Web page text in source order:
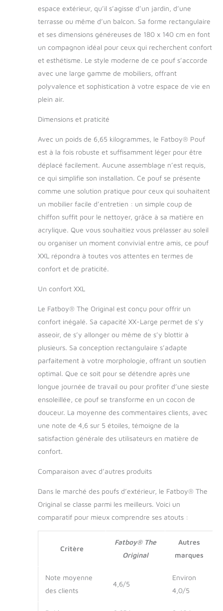
aux contours de votre corps et assure
pouvez donc simplement vous affaler
dans votre jardin ou à la terrasse pour
en profiter ! DES MATÉRIAUX DE
GRANDE QUALITÉ : Un tissu Sunbrella
l’extérieur du fauteuil. Sunbrella est un
tissu pour stores dont la durée de vie est
considérablement plus longue que celle
seulement robuste mais aussi hydrofuge
sac en PSE assure une utilisation à
longue durée. DESIGN LISSE : C’est
justement le design simple du Fatboy
un objet de culte absolu. Grand, stable
et confortable - le coussin d’une largeur
de 140 cm et une longueur de 180 cm
offre sans grandes fioritures un siège
marque hollandaise. Tout a commencé
avec le célèbre grand pouf Fatboy. Au fil
des ans, la marque est devenue une
véritable marque lifestyle. La collection
variées: des lampes, des tapis, des
Aujourd'hui, les produits Fatboy sont
disponibles et vendus dans le monde
dans un seul but : s'échapper de la
routine quotidienne avec un grand
sourire.
espace extérieur, qu’il s’agisse d’un jardin, d’une
terrasse ou même d’un balcon. Sa forme rectangulaire
et ses dimensions généreuses de 180 x 140 cm en font
un compagnon idéal pour ceux qui recherchent confort
et esthétisme. Le style moderne de ce pouf s’accorde
avec une large gamme de mobiliers, offrant
polyvalence et sophistication à votre espace de vie en
plein air.
Dimensions et praticité
Avec un poids de 6,65 kilogrammes, le Fatboy® Pouf
est à la fois robuste et suffisamment léger pour être
déplacé facilement. Aucune assemblage n’est requis,
ce qui simplifie son installation. Ce pouf se présente
comme une solution pratique pour ceux qui souhaitent
un mobilier facile d’entretien : un simple coup de
chiffon suffit pour le nettoyer, grâce à sa matière en
acrylique. Que vous souhaitiez vous prélasser au soleil
ou organiser un moment convivial entre amis, ce pouf
XXL répondra à toutes vos attentes en termes de
confort et de praticité.
Un confort XXL
Le Fatboy® The Original est conçu pour offrir un
confort inégalé. Sa capacité XX-Large permet de s’y
asseoir, de s’y allonger ou même de s’y blottir à
plusieurs. Sa conception rectangulaire s’adapte
parfaitement à votre morphologie, offrant un soutien
optimal. Que ce soit pour se détendre après une
longue journée de travail ou pour profiter d’une sieste
ensoleillée, ce pouf se transforme en un cocon de
douceur. La moyenne des commentaires clients, avec
une note de 4,6 sur 5 étoiles, témoigne de la
satisfaction générale des utilisateurs en matière de
confort.
Comparaison avec d’autres produits
Dans le marché des poufs d’extérieur, le Fatboy® The
Original se classe parmi les meilleurs. Voici un
comparatif pour mieux comprendre ses atouts :
Critère
Fatboy® The
Original
Autres
marques
Note moyenne
des clients
4,6/5
Environ
4,0/5